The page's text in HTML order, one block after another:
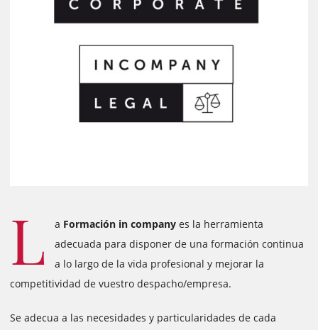
L a Formación in company es la herramienta
adecuada para disponer de una formación continua
a lo largo de la vida profesional y mejorar la
competitividad de vuestro despacho/empresa.
Se adecua a las necesidades y particularidades de cada